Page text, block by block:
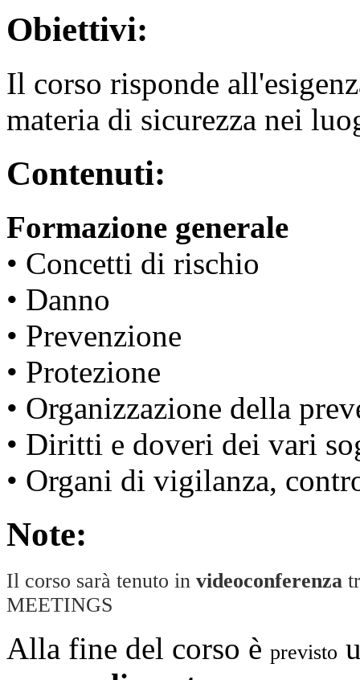
Obiettivi:
Il corso risponde
materia di sicurezza nei
Contenuti:
Formazione generale
• Concetti di rischio
• Danno
• Prevenzione
• Protezione
• Organizzazione della
• Diritti e doveri dei vari
• Organi di vigilanza,
Note:
Il corso sarà tenuto in videoconferenza
MEETINGS
Alla fine del corso è previsto